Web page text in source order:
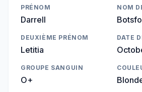
PRÉNOM
Darrell
NOM
DEUXIÈME PRÉNOM
Letitia
DATE
GROUPE SANGUIN
O+